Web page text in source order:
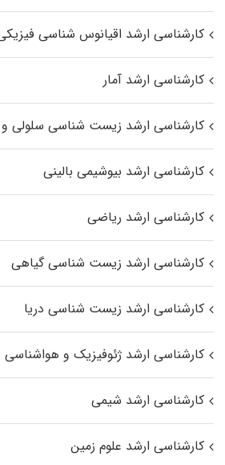
کارشناسی ارشد اقیانوس‌ شناسی
کارشناسی ارشد آمار
کارشناسی ارشد زیست شناسی سلولی و
کارشناسی ارشد بیوشیمی بالینی
کارشناسی ارشد ریاضی
کارشناسی ارشد زیست‌ شناسی گیاهی
کارشناسی ارشد زیست‌ شناسی دریا
کارشناسی ارشد ژئوفیزیک و هواشناسی
کارشناسی ارشد شیمی
کارشناسی ارشد علوم زمین